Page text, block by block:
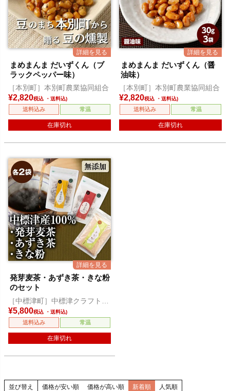
まめまんま だいずくん（ブ
ラックペッパー味）
［本別町］本別町農業協同組合
¥2,820税込
送料込み 常温
在庫切れ
まめまんま だいずくん（醤
油味）
［本別町］本別町農業協同組合
¥2,820税込
送料込み 常温
在庫切れ
発芽麦茶・あずき茶・きな粉
のセット
［中標津町］中標津クラフトモ
ルティングジャパン
¥5,800税込
送料込み 常温
在庫切れ
並び替え 価格が安い順 価格が高い順 新着順 人気順